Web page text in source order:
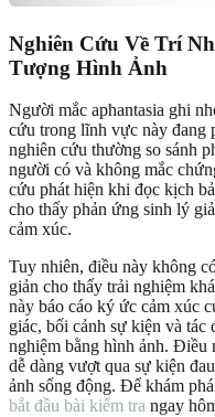
Nghiên Cứu Về Trí
Tượng Hình Ảnh
Người mắc aphantasia ghi
cứu trong lĩnh vực này đang
nghiên cứu thường so sánh
người có và không mắc
cứu phát hiện khi đọc kịch
cho thấy phản ứng sinh lý
cảm xúc.
Tuy nhiên, điều này không
giản cho thấy trải nghiệm
này báo cáo ký ức cảm xúc
giác, bối cảnh sự kiện và
nghiệm bằng hình ảnh. Điều
dễ dàng vượt qua sự kiện
ảnh sống động. Để khám
bắt đầu bài kiểm tra ngay